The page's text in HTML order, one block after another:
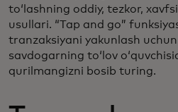
toʻlashning oddiy, tezkor,
usullari. “Tap and go”
tranzaksiyani yakunlash
savdogarning toʻlov
qurilmangizni bosib turing.